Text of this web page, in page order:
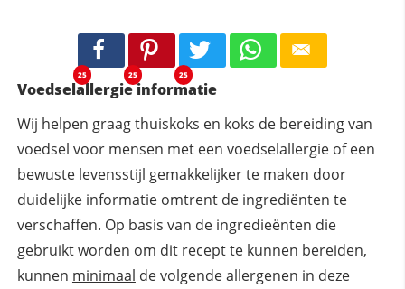
25 25 25
Voedselallergie informatie
Wij helpen graag thuiskoks en koks de bereiding van
voedsel voor mensen met een voedselallergie of een
bewuste levensstijl gemakkelijker te maken door
duidelijke informatie omtrent de ingrediënten te
verschaffen. Op basis van de ingredieënten die
gebruikt worden om dit recept te kunnen bereiden,
kunnen minimaal de volgende allergenen in deze